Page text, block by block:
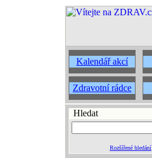
Kalendář akcí
Zdravotní rádce
Hledat
Rozšířené hledání